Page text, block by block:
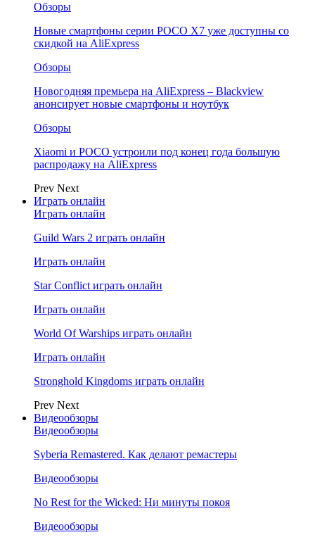
Обзоры
Новые смартфоны серии POCO X7 уже доступны со
скидкой на AliExpress
Обзоры
Новогодняя премьера на AliExpress – Blackview
анонсирует новые смартфоны и ноутбук
Обзоры
Xiaomi и POCO устроили под конец года большую
распродажу на AliExpress
Prev Next
Играть онлайн
Играть онлайн
Guild Wars 2 играть онлайн
Играть онлайн
Star Conflict играть онлайн
Играть онлайн
World Of Warships играть онлайн
Играть онлайн
Stronghold Kingdoms играть онлайн
Prev Next
Видеообзоры
Видеообзоры
Syberia Remastered. Как делают ремастеры
Видеообзоры
No Rest for the Wicked: Ни минуты покоя
Видеообзоры